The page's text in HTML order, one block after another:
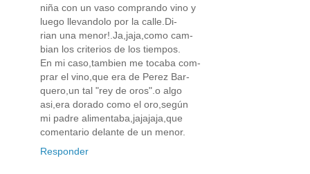
niña con un vaso comprando vino y
luego llevandolo por la calle.Di-
rian una menor!.Ja,jaja,como cam-
bian los criterios de los tiempos.
En mi caso,tambien me tocaba com-
prar el vino,que era de Perez Bar-
quero,un tal "rey de oros".o algo
asi,era dorado como el oro,según
mi padre alimentaba,jajajaja,que
comentario delante de un menor.
Responder